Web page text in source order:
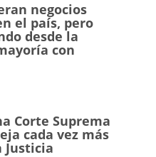
negocios
el país, pero
desde la
con
Corte Suprema
cada vez más
Justicia